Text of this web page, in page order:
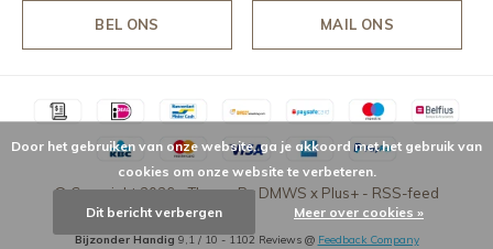
BEL ONS MAIL ONS
© Copyright2026- Theme By DMWS x Plus+ - RSS-feed
Bijzonder Handig 9,1/ 10 - 1102 Reviews @ Feedback Company
Door het gebruiken van onze website, ga je akkoord met het gebruik van
cookies om onze website te verbeteren.
Dit bericht verbergen Meer over cookies »